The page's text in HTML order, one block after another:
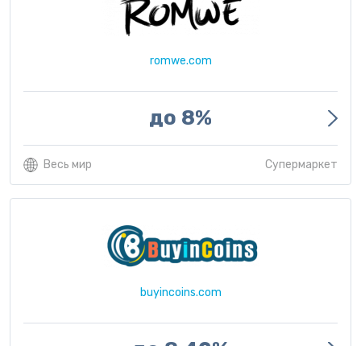
romwe.com
до 8%
Весь мир Супермаркет
buyincoins.com